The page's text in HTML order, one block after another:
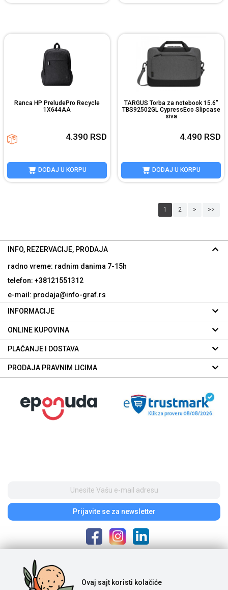
Ranca HP PreludePro Recycle
1X644AA
4.390 RSD
DODAJ U KORPU
TARGUS Torba za notebook 15.6"
TBS92502GL CypressEco Slipcase
siva
4.490 RSD
DODAJ U KORPU
1 2 > >>
Prijavite se za newsletter
INFO, REZERVACIJE, PRODAJA
radno vreme: radnim danima 7-15h
telefon: +38121551312
e-mail: prodaja@info-graf.rs
INFORMACIJE
ONLINE KUPOVINA
PLAĆANJE I DOSTAVA
PRODAJA PRAVNIM LICIMA
Poštovani posetioci, cene na našem sajtu iskazane su u dinarima. Porez je
uračunat u cenu. S obzirom na to da je u pitanju internet prodaja i da se
Ovaj sajt koristi kolačiće